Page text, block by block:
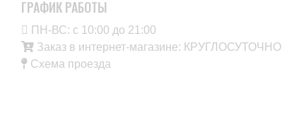
ГРАФИК РАБОТЫ
ПН-ВС: с 10:00 до 21:00
Заказ в интернет-магазине: КРУГЛОСУТОЧНО
Схема проезда